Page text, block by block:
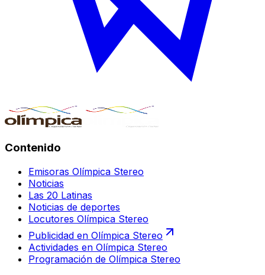
Contenido
Emisoras Olímpica Stereo
Noticias
Las 20 Latinas
Noticias de deportes
Locutores Olímpica Stereo
Publicidad en Olímpica Stereo
Actividades en Olímpica Stereo
Programación de Olímpica Stereo